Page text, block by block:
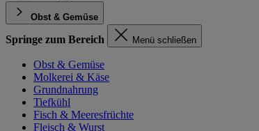
Obst & Gemüse
Springe zum Bereich Menü schließen
Obst & Gemüse
Molkerei & Käse
Grundnahrung
Tiefkühl
Fisch & Meeresfrüchte
Fleisch & Wurst